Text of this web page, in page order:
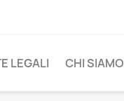
LEGALI CHI SIAMO